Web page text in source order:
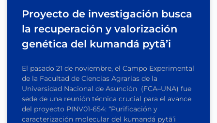
Proyecto de investigación busca
la recuperación y valorización
genética del kumandá pytã’i
El pasado 21 de noviembre, el Campo Experimental
de la Facultad de Ciencias Agrarias de la
Universidad Nacional de Asunción (FCA–UNA) fue
sede de una reunión técnica crucial para el avance
del proyecto PINV01-654: “Purificación y
caracterización molecular del kumandá pytã’i